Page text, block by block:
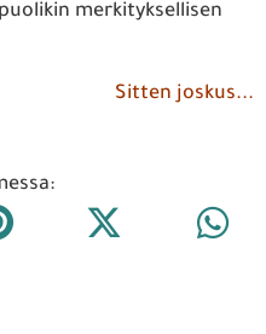
merkityksellisen
Sitten joskus...